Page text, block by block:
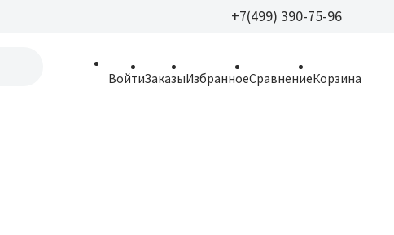
+7(499) 390-75-96
ВойтиЗаказыИзбранноеСравнениеКорзина